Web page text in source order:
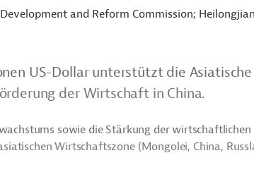
and Reform Commission;
US-Dollar unterstützt die Asiatische
der Wirtschaft in China.
sowie die Stärkung der wirtschaftlichen
Wirtschaftszone (Mongolei, China,